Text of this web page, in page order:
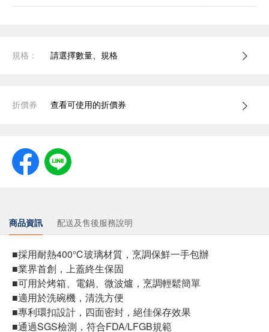
規格： 請選擇數量、規格
折價券 查看可使用的折價券
商品資訊 配送及售後服務說明
■採用耐熱400℃玻璃材質，烹調保鮮一手包辦
■業界首創，上蓋終生保固
■可用於烤箱、電鍋、微波爐，烹調輕鬆簡單
■適用於洗碗機，清洗方便
■專利環扣設計，四面密封，絕佳保存效果
■通過SGS檢測，符合FDA/LFGB規範